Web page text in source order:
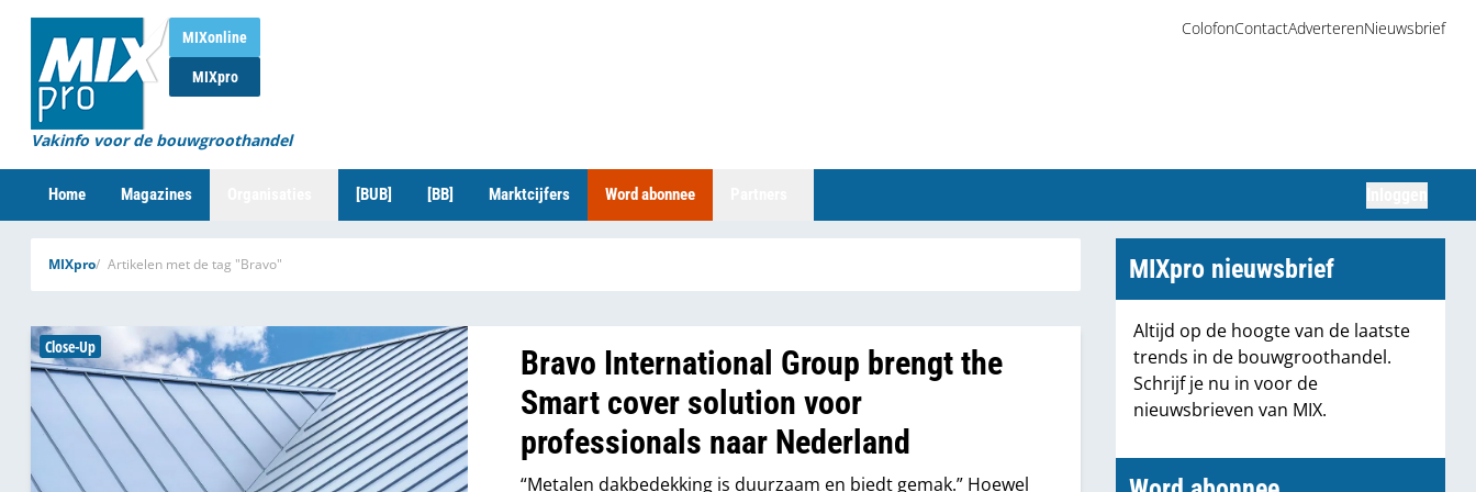
MIXonline
MIXpro
Vakinfo voor de bouwgroothandel
ColofonContactAdverterenNieuwsbrief
Home Magazines [BUB] [BB] Marktcijfers Word abonnee
MIXpro Artikelen met de tag "Bravo"
Close-Up
Bravo International Group brengt the
Smart cover solution voor
professionals naar Nederland
“Metalen dakbedekking is duurzaam en biedt gemak.” Hoewel
MIXpro nieuwsbrief
Altijd op de hoogte van de laatste
trends in de bouwgroothandel.
Schrijf je nu in voor de
nieuwsbrieven van MIX.